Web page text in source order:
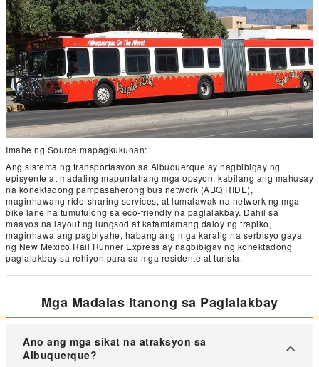
Imahe ng Source mapagkukunan:
Ang sistema ng transportasyon sa Albuquerque ay nagbibigay ng
episyente at madaling mapuntahang mga opsyon, kabilang ang mahusay
na konektadong pampasaherong bus network (ABQ RIDE),
maginhawang ride-sharing services, at lumalawak na network ng mga
bike lane na tumutulong sa eco-friendly na paglalakbay. Dahil sa
maayos na layout ng lungsod at katamtamang daloy ng trapiko,
maginhawa ang pagbiyahe, habang ang mga karatig na serbisyo gaya
ng New Mexico Rail Runner Express ay nagbibigay ng konektadong
paglalakbay sa rehiyon para sa mga residente at turista.
Mga Madalas Itanong sa Paglalakbay
Ano ang mga sikat na atraksyon sa
Albuquerque?